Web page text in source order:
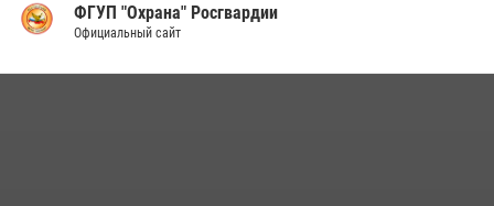
В Управлении вневедомственной охраны Росгвардии подвели итоги
ФГУП "Охрана" Росгвардии
Официальный сайт